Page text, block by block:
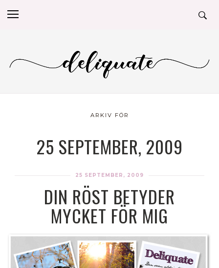
ARKIV FÖR
25 SEPTEMBER, 2009
25 SEPTEMBER, 2009
DIN RÖST BETYDER
MYCKET FÖR MIG